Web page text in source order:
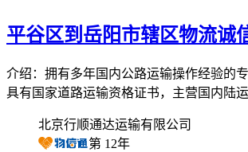
平谷区到岳阳市辖区物流诚
介绍：拥有多年国内公路运输操作经验的
具有国家道路运输资格证书，主营国内陆
北京行顺通达运输有限公司
第 12年